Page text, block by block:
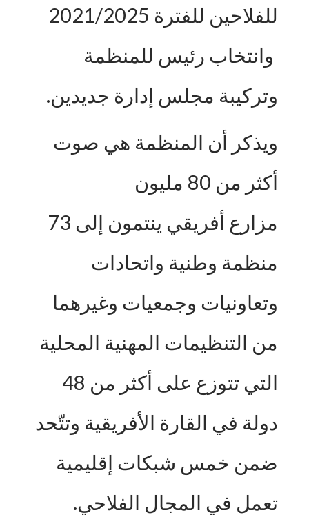
للفلاحين للفترة 2021/2025
وانتخاب رئيس للمنظمة
وتركيبة مجلس إدارة جديدين.
ويذكر أن المنظمة هي صوت
أكثر من 80 مليون
مزارع أفريقي ينتمون إلى 73
منظمة وطنية واتحادات
وتعاونيات وجمعيات وغيرهما
من التنظيمات المهنية المحلية
التي تتوزع على أكثر من 48
دولة في القارة الأفريقية وتتّحد
ضمن خمس شبكات إقليمية
تعمل في المجال الفلاحي.